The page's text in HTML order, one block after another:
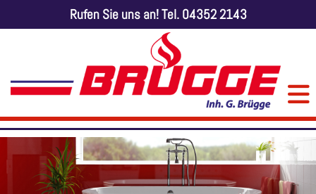
Rufen Sie uns an! Tel. 04352 2143